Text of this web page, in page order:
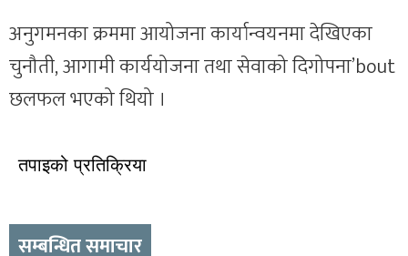
अनुगमनका क्रममा आयोजना कार्यान्वयनमा देखिएका
चुनौती, आगामी कार्ययोजना तथा सेवाको दिगोपना’bout
छलफल भएको थियो ।
तपाइको प्रतिक्रिया
सम्बन्धित समाचार